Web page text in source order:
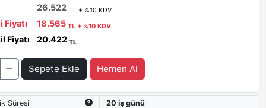
26.522 TL + %10 KDV
Fiyatı 18.565TL + %10 KDV
Fiyatı 20.422TL
Sepete Ekle Hemen Al
Süresi
20 iş günü